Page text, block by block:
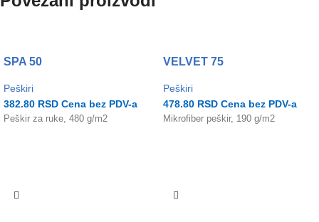
SPA 50
Peškiri
382.80 RSD Cena bez PDV-a
Peškir za ruke, 480 g/m2
VELVET 75
Peškiri
478.80 RSD Cena bez PDV-a
Mikrofiber peškir, 190 g/m2